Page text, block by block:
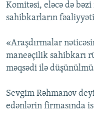
Komitəsi, eləcə də
sahibkarların
«Araşdırmalar
maneəçilik sahibkarı
məqsədi ilə
Sevgim Rəhmanov
edənlərin firmasında